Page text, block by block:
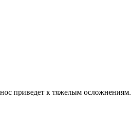
приведет к тяжелым осложнениям.